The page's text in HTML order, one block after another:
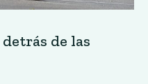
de las